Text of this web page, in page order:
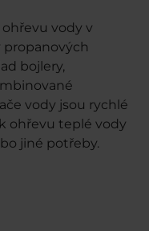
vody v
propanových
bojlery,
vody jsou rychlé
ohřevu teplé vody
jiné potřeby.